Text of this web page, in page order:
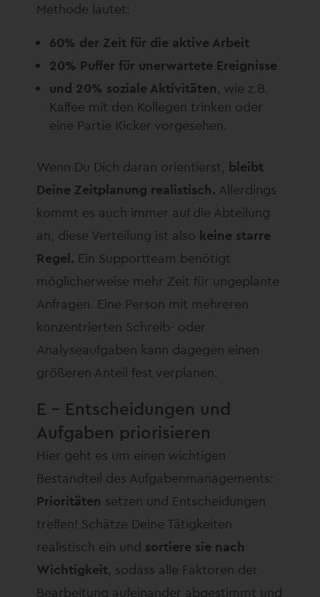
Methode lautet:
60% der Zeit für die aktive Arbeit
20% Puffer für unerwartete Ereignisse
und 20% soziale Aktivitäten, wie z.B.
Kaffee mit den Kollegen trinken oder
eine Partie Kicker vorgesehen.
Wenn Du Dich daran orientierst, bleibt
Deine Zeitplanung realistisch. Allerdings
kommt es auch immer auf die Abteilung
an, diese Verteilung ist also keine starre
Regel. Ein Supportteam benötigt
möglicherweise mehr Zeit für ungeplante
Anfragen. Eine Person mit mehreren
konzentrierten Schreib- oder
Analyseaufgaben kann dagegen einen
größeren Anteil fest verplanen.
E – Entscheidungen und
Aufgaben priorisieren
Hier geht es um einen wichtigen
Bestandteil des Aufgabenmanagements:
Prioritäten setzen und Entscheidungen
treffen! Schätze Deine Tätigkeiten
realistisch ein und sortiere sie nach
Wichtigkeit, sodass alle Faktoren der
Bearbeitung aufeinander abgestimmt und